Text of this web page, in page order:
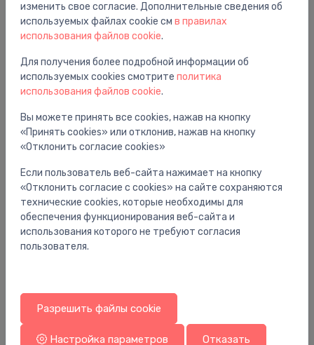
dušas maisītājs Talis E, matēts melns
Вам также может понравиться
Смесители для душа
dušas maisītājs Talis E, matēts balts
изменить свое согласие. Дополнительные сведения об
используемых файлах cookie см в правилах
использования файлов cookie.
Для получения более подробной информации об
используемых cookies смотрите политика
использования файлов cookie.
Вы можете принять все cookies, нажав на кнопку
«Принять cookies» или отклонив, нажав на кнопку
«Отклонить согласие cookies»
Если пользователь веб-сайта нажимает на кнопку
«Отклонить согласие с cookies» на сайте сохраняются
технические cookies, которые необходимы для
обеспечения функционирования веб-сайта и
использования которого не требуют согласия
пользователя.
Разрешить файлы cookie
Настройка параметров Отказать